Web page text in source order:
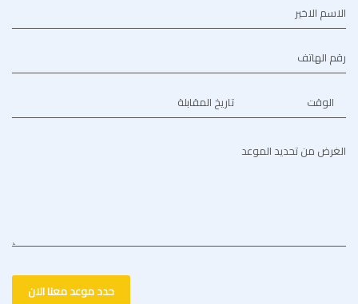
الاسم الاخير
رقم الهاتف
تاريخ المقابلة الوقت
الغرض من تحديد الموعد
حدد موعد معنا الان